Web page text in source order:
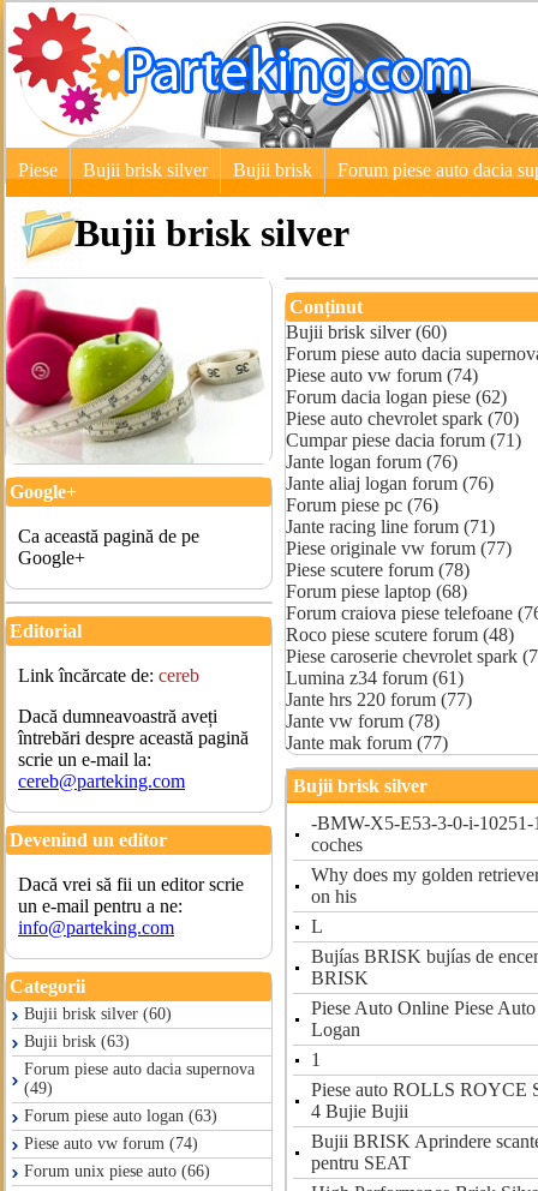
Piese Bujii brisk silver Bujii brisk Forum piese auto dacia
Bujii brisk silver
Google+
Ca această pagină de pe
Google+
Editorial
Link încărcate de: cereb
Dacă dumneavoastră aveți
întrebări despre această pagină
scrie un e-mail la:
cereb@parteking.com
Devenind un editor
Dacă vrei să fii un editor scrie
un e-mail pentru a ne:
info@parteking.com
Categorii
Bujii brisk silver (60)
Bujii brisk (63)
Forum piese auto dacia supernova
(49)
Forum piese auto logan (63)
Piese auto vw forum (74)
Forum unix piese auto (66)
Conținut
Bujii brisk silver (60)
Forum piese auto dacia
Piese auto vw forum (74)
Forum dacia logan piese (62)
Piese auto chevrolet spark (70)
Cumpar piese dacia forum (71)
Jante logan forum (76)
Jante aliaj logan forum (76)
Forum piese pc (76)
Jante racing line forum (71)
Piese originale vw forum (77)
Piese scutere forum (78)
Forum piese laptop (68)
Forum craiova piese telefoane
Roco piese scutere forum (48)
Piese caroserie chevrolet spark
Lumina z34 forum (61)
Jante hrs 220 forum (77)
Jante vw forum (78)
Jante mak forum (77)
Bujii brisk silver
-BMW-X5-E53-3-0-i-10251-
coches
Why does my golden
on his
L
Bujías BRISK bujías de
BRISK
Piese Auto Online Piese
Logan
1
Piese auto ROLLS ROYCE
4 Bujie Bujii
Bujii BRISK Aprindere
pentru SEAT